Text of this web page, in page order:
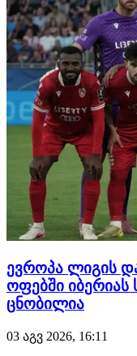
ევროპა ლიგის
ოფებში იბერიას
ცნობილია
03 აგვ 2026, 16:11